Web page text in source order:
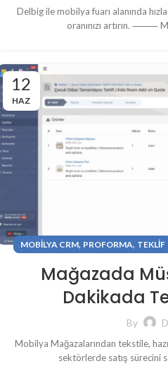
Delbig ile mobilya fuarı alanında
oranınızı artırın. ⸻
12
HAZ
MOBILYA CRM, PROFORMA, TEKLIF
Mağazada
Dakikada
By
Mobilya Mağazalarından tekstile,
sektörlerde satış sürecini